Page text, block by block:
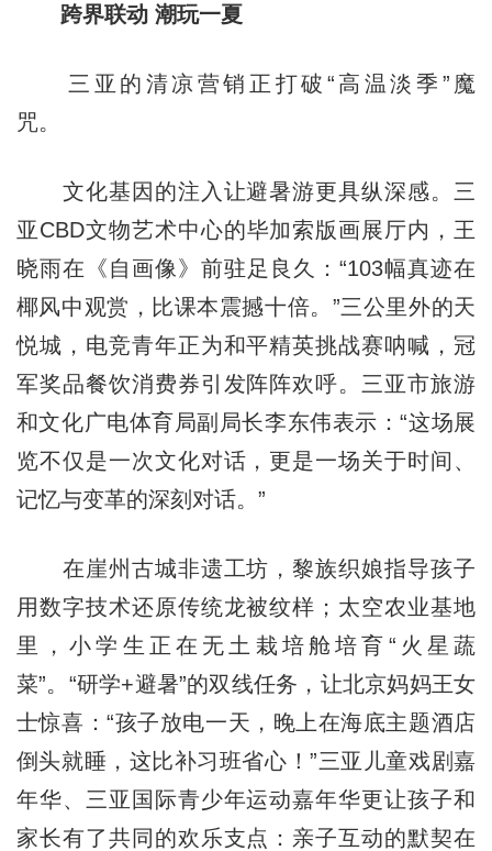
跨界联动 潮玩一夏
三亚的清凉营销正打破“高温淡季”魔
咒。
文化基因的注入让避暑游更具纵深感。三
亚CBD文物艺术中心的毕加索版画展厅内，王
晓雨在《自画像》前驻足良久：“103幅真迹在
椰风中观赏，比课本震撼十倍。”三公里外的天
悦城，电竞青年正为和平精英挑战赛呐喊，冠
军奖品餐饮消费券引发阵阵欢呼。三亚市旅游
和文化广电体育局副局长李东伟表示：“这场展
览不仅是一次文化对话，更是一场关于时间、
记忆与变革的深刻对话。”
在崖州古城非遗工坊，黎族织娘指导孩子
用数字技术还原传统龙被纹样；太空农业基地
里，小学生正在无土栽培舱培育“火星蔬
菜”。“研学+避暑”的双线任务，让北京妈妈王女
士惊喜：“孩子放电一天，晚上在海底主题酒店
倒头就睡，这比补习班省心！”三亚儿童戏剧嘉
年华、三亚国际青少年运动嘉年华更让孩子和
家长有了共同的欢乐支点：亲子互动的默契在